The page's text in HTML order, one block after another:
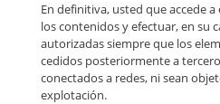
En definitiva, usted que accede
los contenidos y efectuar, en su
autorizadas siempre que los
cedidos posteriormente a
conectados a redes, ni sean
explotación.